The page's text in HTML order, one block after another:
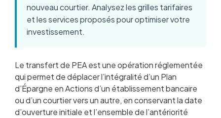
nouveau courtier. Analysez les grilles tarifaires
et les services proposés pour optimiser votre
investissement.
Le transfert de PEA est une opération réglementée
qui permet de déplacer l’intégralité d’un Plan
d’Épargne en Actions d’un établissement bancaire
ou d’un courtier vers un autre, en conservant la date
d’ouverture initiale et l’ensemble de l’antériorité